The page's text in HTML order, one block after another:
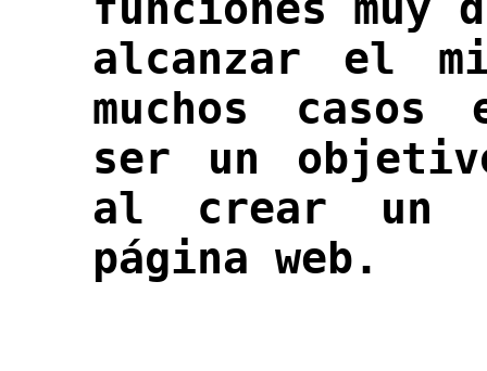
alcanzar el
muchos
ser un
al crear un
página web.